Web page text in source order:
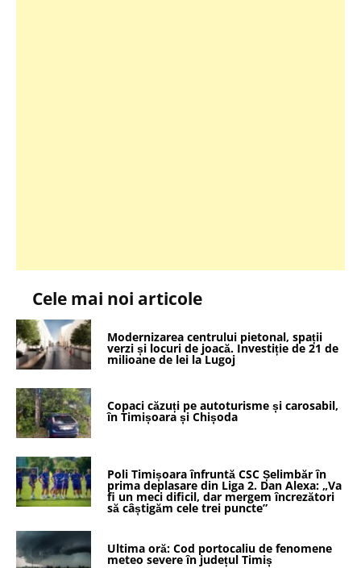
Cele mai noi articole
Modernizarea centrului pietonal, spații
verzi și locuri de joacă. Investiție de 21 de
milioane de lei la Lugoj
Copaci căzuți pe autoturisme și carosabil,
în Timișoara și Chișoda
Poli Timișoara înfruntă CSC Șelimbăr în
prima deplasare din Liga 2. Dan Alexa: „Va
fi un meci dificil, dar mergem încrezători
să câștigăm cele trei puncte”
Ultima oră: Cod portocaliu de fenomene
meteo severe în județul Timiș